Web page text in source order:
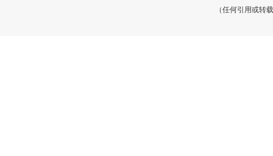
（任何引用或转